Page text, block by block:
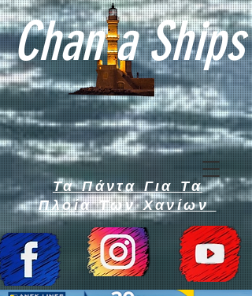
Chan a Ships
Τα Πάντα Για Τα
Πλοία Των Χανίων